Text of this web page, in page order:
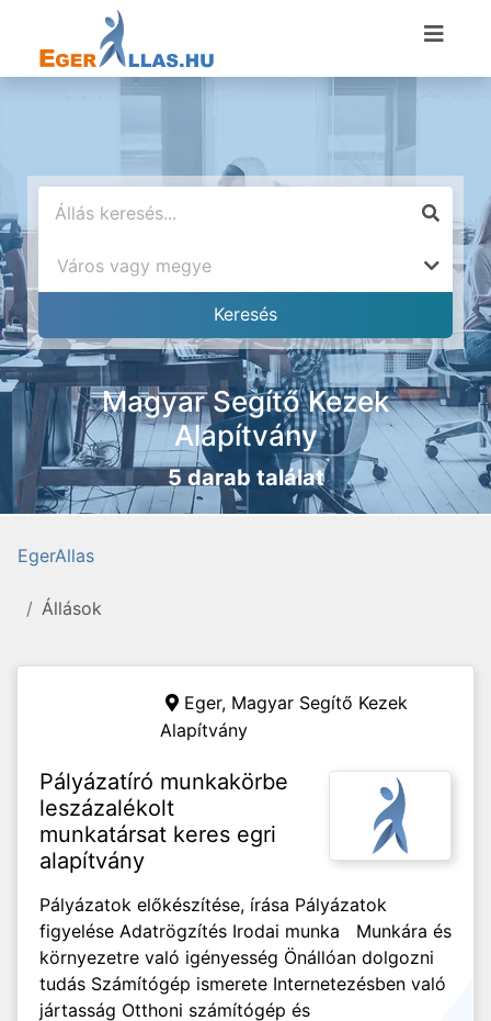
Magyar Segítő Kezek
Alapítvány
5 darab találat
EgerAllas
Állások
Eger, Magyar Segítő Kezek
Alapítvány
Pályázatíró munkakörbe
leszázalékolt
munkatársat keres egri
alapítvány
Pályázatok előkészítése, írása Pályázatok
figyelése Adatrögzítés Irodai munka Munkára és
környezetre való igényesség Önállóan dolgozni
tudás Számítógép ismerete Internetezésben való
jártasság Otthoni számítógép és